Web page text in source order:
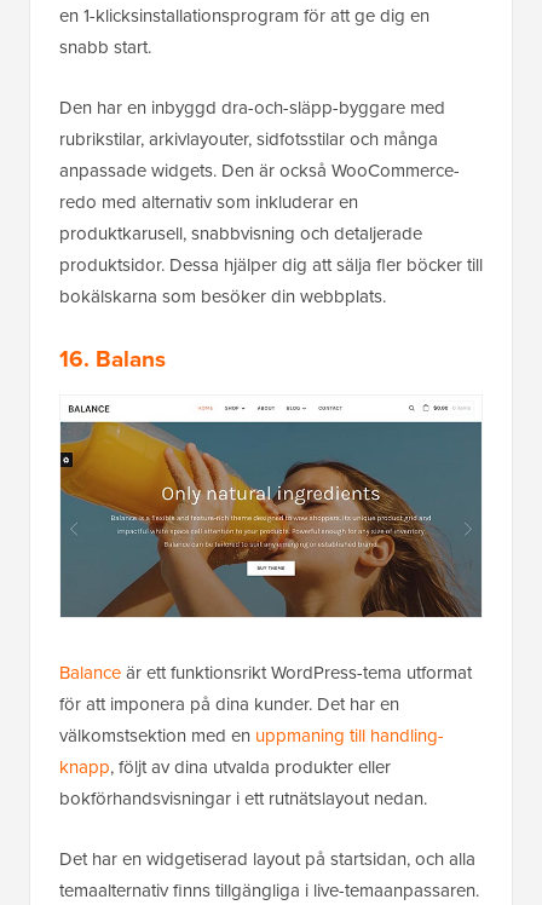
en 1-klicksinstallationsprogram för att ge dig en
snabb start.
Den har en inbyggd dra-och-släpp-byggare med
rubrikstilar, arkivlayouter, sidfotsstilar och många
anpassade widgets. Den är också WooCommerce-
redo med alternativ som inkluderar en
produktkarusell, snabbvisning och detaljerade
produktsidor. Dessa hjälper dig att sälja fler böcker till
bokälskarna som besöker din webbplats.
16. Balans
Balanceär ett funktionsrikt WordPress-tema utformat
för att imponera på dina kunder. Det har en
välkomstsektion med en uppmaning till handling-
knapp, följt av dina utvalda produkter eller
bokförhandsvisningar i ett rutnätslayout nedan.
Det har en widgetiserad layout på startsidan, och alla
temaalternativ finns tillgängliga i live-temaanpassaren.